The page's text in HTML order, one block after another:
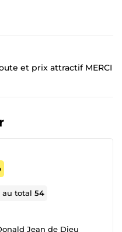
et prix attractif MERCI
au total54
Jean de Dieu